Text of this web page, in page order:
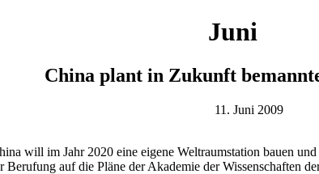
Juni
China plant in Zukunft
11. Juni 2009
will im Jahr 2020 eine eigene Weltraumstation bauen
auf die Pläne der Akademie der Wissenschaften